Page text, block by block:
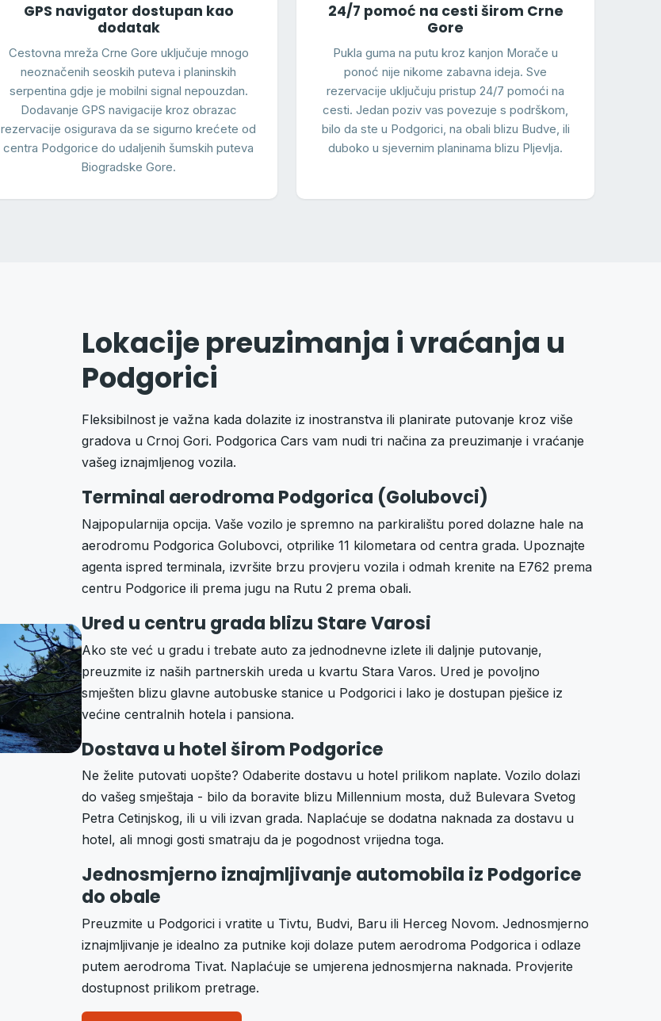
GPS navigator dostupan kao
dodatak
Cestovna mreža Crne Gore uključuje mnogo
neoznačenih seoskih puteva i planinskih
serpentina gdje je mobilni signal nepouzdan.
Dodavanje GPS navigacije kroz obrazac
rezervacije osigurava da se sigurno krećete od
centra Podgorice do udaljenih šumskih puteva
Biogradske Gore.
24/7 pomoć na cesti širom Crne
Gore
Pukla guma na putu kroz kanjon Morače u
ponoć nije nikome zabavna ideja. Sve
rezervacije uključuju pristup 24/7 pomoći na
cesti. Jedan poziv vas povezuje s podrškom,
bilo da ste u Podgorici, na obali blizu Budve, ili
duboko u sjevernim planinama blizu Pljevlja.
Lokacije preuzimanja i vraćanja u
Podgorici
Fleksibilnost je važna kada dolazite iz inostranstva ili planirate putovanje kroz više
gradova u Crnoj Gori. Podgorica Cars vam nudi tri načina za preuzimanje i vraćanje
vašeg iznajmljenog vozila.
Terminal aerodroma Podgorica (Golubovci)
Najpopularnija opcija. Vaše vozilo je spremno na parkiralištu pored dolazne hale na
aerodromu Podgorica Golubovci, otprilike 11 kilometara od centra grada. Upoznajte
agenta ispred terminala, izvršite brzu provjeru vozila i odmah krenite na E762 prema
centru Podgorice ili prema jugu na Rutu 2 prema obali.
Ured u centru grada blizu Stare Varosi
Ako ste već u gradu i trebate auto za jednodnevne izlete ili daljnje putovanje,
preuzmite iz naših partnerskih ureda u kvartu Stara Varos. Ured je povoljno
smješten blizu glavne autobuske stanice u Podgorici i lako je dostupan pješice iz
većine centralnih hotela i pansiona.
Dostava u hotel širom Podgorice
Ne želite putovati uopšte? Odaberite dostavu u hotel prilikom naplate. Vozilo dolazi
do vašeg smještaja - bilo da boravite blizu Millennium mosta, duž Bulevara Svetog
Petra Cetinjskog, ili u vili izvan grada. Naplaćuje se dodatna naknada za dostavu u
hotel, ali mnogi gosti smatraju da je pogodnost vrijedna toga.
Jednosmjerno iznajmljivanje automobila iz Podgorice
do obale
Preuzmite u Podgorici i vratite u Tivtu, Budvi, Baru ili Herceg Novom. Jednosmjerno
iznajmljivanje je idealno za putnike koji dolaze putem aerodroma Podgorica i odlaze
putem aerodroma Tivat. Naplaćuje se umjerena jednosmjerna naknada. Provjerite
dostupnost prilikom pretrage.